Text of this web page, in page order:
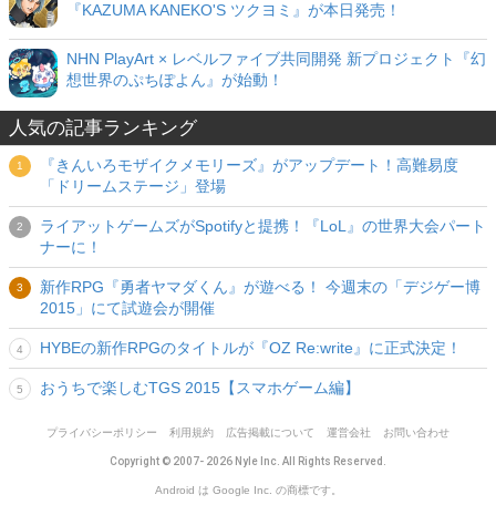
『KAZUMA KANEKO'S ツクヨミ』が本日発売！
NHN PlayArt × レベルファイブ共同開発 新プロジェクト『幻
想世界のぷちぽよん』が始動！
人気の記事ランキング
『きんいろモザイクメモリーズ』がアップデート！高難易度
「ドリームステージ」登場
ライアットゲームズがSpotifyと提携！『LoL』の世界大会パート
ナーに！
新作RPG『勇者ヤマダくん』が遊べる！ 今週末の「デジゲー博
2015」にて試遊会が開催
HYBEの新作RPGのタイトルが『OZ Re:write』に正式決定！
おうちで楽しむTGS 2015【スマホゲーム編】
プライバシーポリシー 利用規約 広告掲載について 運営会社 お問い合わせ
Copyright © 2007- 2026 Nyle Inc. All Rights Reserved.
Android は Google Inc. の商標です。